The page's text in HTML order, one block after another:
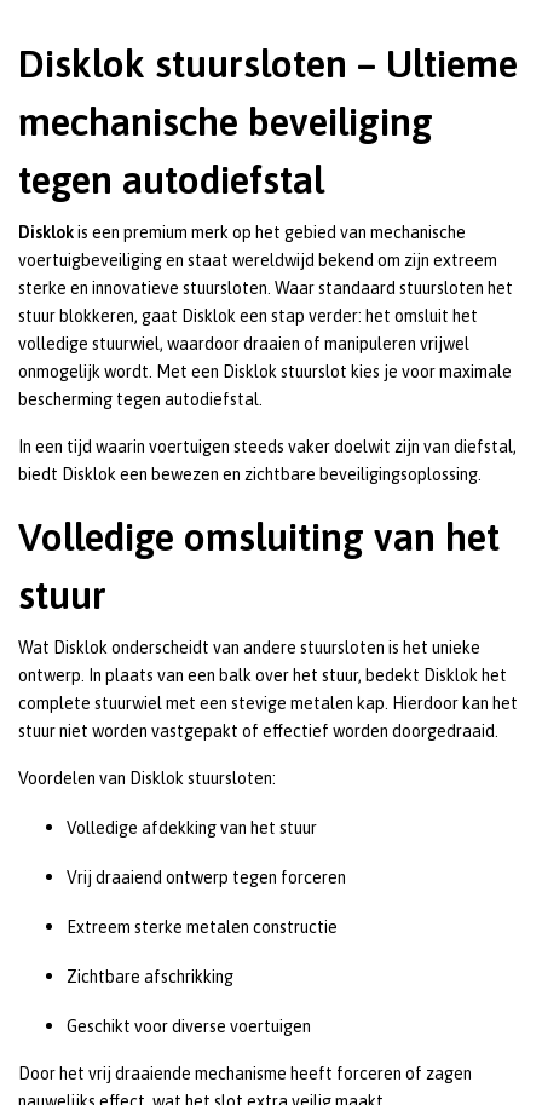
Disklok stuursloten – Ultieme
mechanische beveiliging
tegen autodiefstal
Disklokis een premium merk op het gebied van mechanische
voertuigbeveiliging en staat wereldwijd bekend om zijn extreem
sterke en innovatieve stuursloten. Waar standaard stuursloten het
stuur blokkeren, gaat Disklok een stap verder: het omsluit het
volledige stuurwiel, waardoor draaien of manipuleren vrijwel
onmogelijk wordt. Met een Disklok stuurslot kies je voor maximale
bescherming tegen autodiefstal.
In een tijd waarin voertuigen steeds vaker doelwit zijn van diefstal,
biedt Disklok een bewezen en zichtbare beveiligingsoplossing.
Volledige omsluiting van het
stuur
Wat Disklok onderscheidt van andere stuursloten is het unieke
ontwerp. In plaats van een balk over het stuur, bedekt Disklok het
complete stuurwiel met een stevige metalen kap. Hierdoor kan het
stuur niet worden vastgepakt of effectief worden doorgedraaid.
Voordelen van Disklok stuursloten:
Volledige afdekking van het stuur
Vrij draaiend ontwerp tegen forceren
Extreem sterke metalen constructie
Zichtbare afschrikking
Geschikt voor diverse voertuigen
Door het vrij draaiende mechanisme heeft forceren of zagen